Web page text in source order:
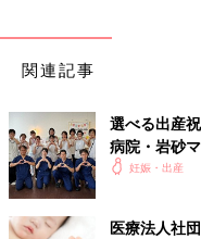
関連記事
選べる出産
病院・岩砂
妊娠・出産
医療法人社